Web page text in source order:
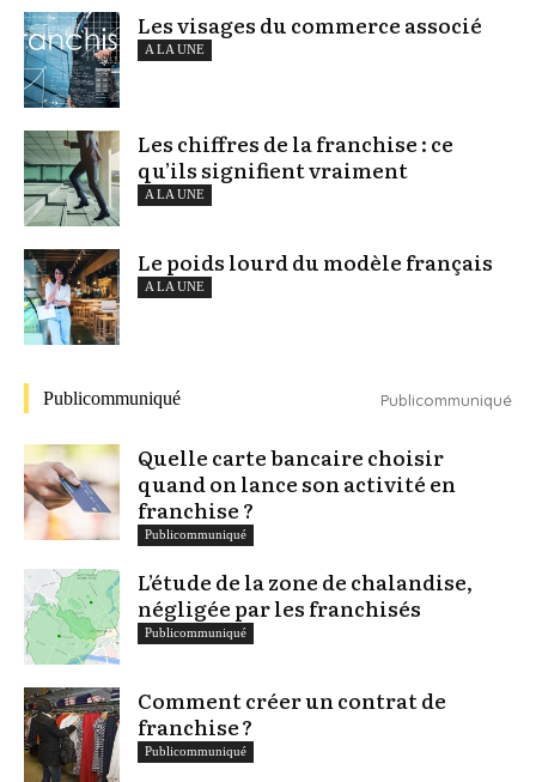
Les visages du commerce associé
A LA UNE
Les chiffres de la franchise : ce
qu’ils signifient vraiment
A LA UNE
Le poids lourd du modèle français
A LA UNE
Publicommuniqué Publicommuniqué
Quelle carte bancaire choisir
quand on lance son activité en
franchise ?
Publicommuniqué
L’étude de la zone de chalandise,
négligée par les franchisés
Publicommuniqué
Comment créer un contrat de
franchise ?
Publicommuniqué